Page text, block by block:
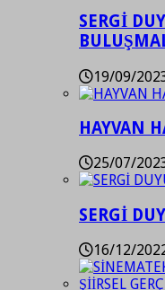
SERGİ
19/09/
HAYVAN
25/07/
SERGİ
16/12/